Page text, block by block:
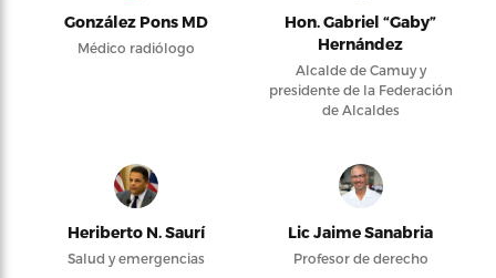
González Pons MD
Médico radiólogo
Hon. Gabriel “Gaby”
Hernández
Alcalde de Camuy y
presidente de la Federación
de Alcaldes
Heriberto N. Saurí
Salud y emergencias
Lic Jaime Sanabria
Profesor de derecho